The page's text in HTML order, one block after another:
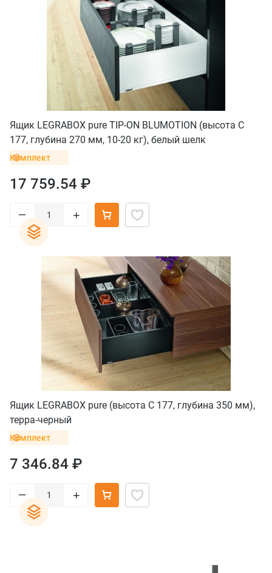
Ящик LEGRABOX pure TIP-ON BLUMOTION (высота C
177, глубина 270 мм, 10-20 кг), белый шелк
Комплект
17 759.54 ₽
– +
Ящик LEGRABOX pure (высота C 177, глубина 350 мм),
терра-черный
Комплект
7 346.84 ₽
– +